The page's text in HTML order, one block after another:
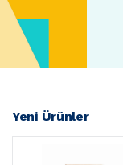
Yeni Ürünler